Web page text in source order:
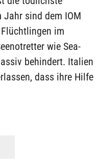
Jahr sind dem IOM
im
wie Sea-
behindert. Italien
dass ihre Hilfe